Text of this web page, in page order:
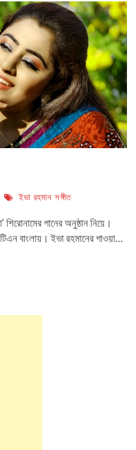
ইভা রহমান সঙ্গীত
গানের অনুষ্ঠান নিয়ে।
বাংলায়। ইভা রহমানের গাওয়া…